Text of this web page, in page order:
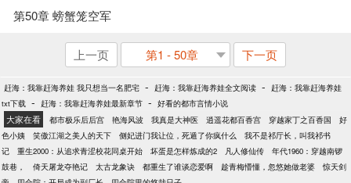
第50章 螃蟹笼空军
上一页 第1 - 50章 下一页
赶海：我靠赶海养娃 我只想当一名肥宅 - 赶海：我靠赶海养娃全文阅读 - 赶海：我靠赶海养娃
txt下载 - 赶海：我靠赶海养娃最新章节 - 好看的都市言情小说
大家在看 都市极乐后后宫 艳海风波 我真是大神医 逍遥花都百香宫 穿越家丁之百香国
好
色小姨
笑傲江湖之美人的天下 侧妃进门我让位，死遁了你疯什么
我不是祁厅长，叫我祁书
记
重生2000：从追求青涩校花同桌开始 坏蛋是怎样炼成的2 凡人修仙传
年代1960：穿越南锣
鼓巷，
倚天屠龙夺艳记 太古龙象诀 都重生了谁谈恋爱啊 趁青梅懵懂，忽悠她做老婆
惊天剑